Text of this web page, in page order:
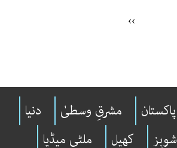
››
پاکستان مشرقِ وسطیٰ
دنیا
شوبِز کھیل ملٹی میڈیا